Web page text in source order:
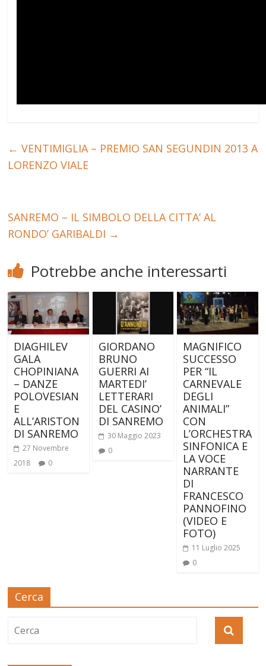
← VENTIMIGLIA – PREMIO SAN SEGUNDIN 2013 A
LORENZO VIALE
SANREMO – IL SIMBOLO DELLA CITTA’ AL
RONDO’ GARIBALDI →
Potrebbe anche interessarti
DIAGHILEV
GALA
CHOPINIANA
– DANZE
POLOVESIAN
E
ALL’ARISTON
DI SANREMO
27 Novembre
2018
0
GIORDANO
BRUNO
GUERRI AI
MARTEDI’
LETTERARI
DEL CASINO’
DI SANREMO
30 Maggio 2023
0
MAGNIFICO
SUCCESSO
PER “IL
CARNEVALE
DEGLI
ANIMALI”
CON
L’ORCHESTRA
SINFONICA E
LA VOCE
NARRANTE
DI
FRANCESCO
PANNOFINO
(VIDEO E
FOTO)
11 Luglio 2025
0
Cerca